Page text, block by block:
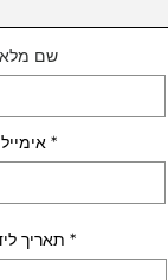
שם מלא
אימייל
תאריך *r
e